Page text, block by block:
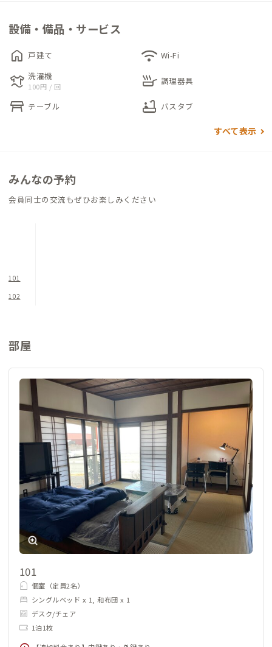
一見するとアンティークにも見える家具とマッチする、どこか
ノスタルジックな雰囲気に仕上げられた現代風古民家。古民家
風の家屋ですが、築年数は20年ほど（2024年現在）。気密性の
高い構造ですので、暑さ寒さを気にせず、快適に過ごせます。
や寝具でまとめられています。ゆっくりと寛いでいただきたいお
家守が近くの畑で野菜を育てており、希望すれば収穫を一緒に楽
しむことができます。IH搭載の広々としたキッチンです。
設備・備品・サービス
home 戸建て wifi Wi-Fi
laundry 洗濯機
100円 / 回 skillet 調理器具
table_restaurant テーブル bathtub バスタブ
すべて表示
みんなの予約
会員同士の交流もぜひお楽しみください
101
102
部屋
101
個室（定員2名）
シングルベッド x 1, 和布団 x 1
デスク/チェア
1泊1枚